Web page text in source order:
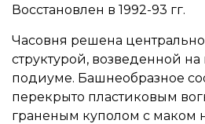
Восстановлен в 1992-93 гг.
Часовня решена
структурой, возведенной
подиуме. Башнеобразное
перекрыто пластиковым
граненым куполом с маком